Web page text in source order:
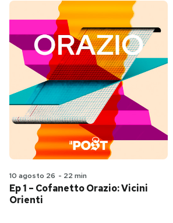
10 agosto 26 - 22 min
Ep 1 – Cofanetto Orazio: Vicini
Orienti